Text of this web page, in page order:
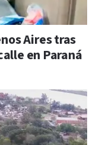
Aires tras
en Paraná